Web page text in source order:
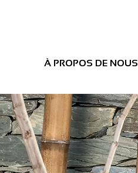
À PROPOS DE NOUS